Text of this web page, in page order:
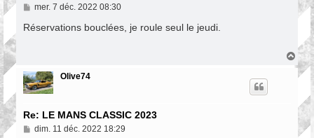
M
s
mer. 7 déc. 2022 08:30
Réservations bouclées, je roule seul le jeudi.
H
a
u
Olive74
Re: LE MANS CLASSIC 2023
M
dim. 11 déc. 2022 18:29